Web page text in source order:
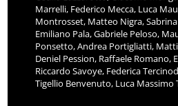
Marrelli, Federico Mecca, Luca
Montrosset, Matteo Nigra,
Emiliano Pala, Gabriele Peloso,
Ponsetto, Andrea Portigliatti,
Deniel Pession, Raffaele Romano,
Riccardo Savoye, Federica
Tigellio Benvenuto, Luca Massimo